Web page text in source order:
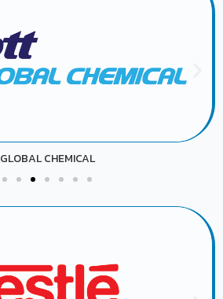
GLOBAL CHEMICAL